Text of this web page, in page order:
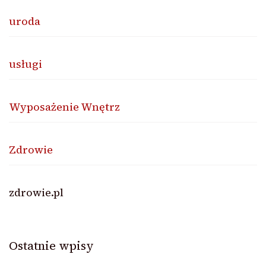
uroda
usługi
Wyposażenie Wnętrz
Zdrowie
zdrowie.pl
Ostatnie wpisy